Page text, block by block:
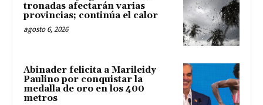
tronadas afectarán varias
provincias; continúa el calor
agosto 6, 2026
Abinader felicita a Marileidy
Paulino por conquistar la
medalla de oro en los 400
metros